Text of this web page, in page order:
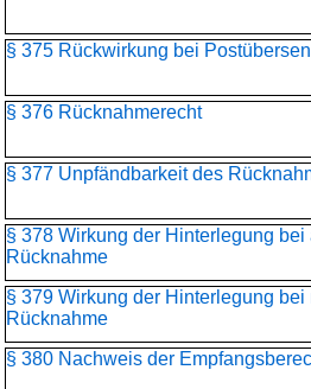
§ 375 Rückwirkung bei
§ 376 Rücknahmerecht
§ 377 Unpfändbarkeit des
§ 378 Wirkung der Hinterlegung
Rücknahme
§ 379 Wirkung der Hinterlegung
Rücknahme
§ 380 Nachweis der